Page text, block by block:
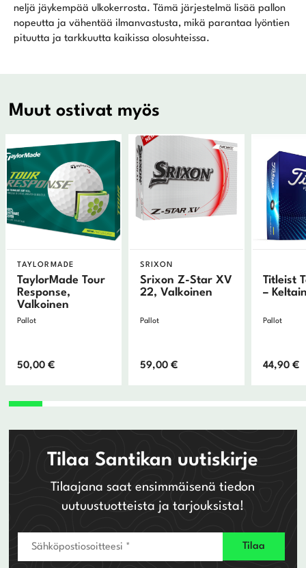
neljä jäykempää ulkokerrosta. Tämä järjestelmä lisää pallon
nopeutta ja vähentää ilmanvastusta, mikä parantaa lyöntien
pituutta ja tarkkuutta kaikissa olosuhteissa.
Muut ostivat myös
TAYLORMADE
TaylorMade Tour
Response,
Valkoinen
Pallot
50,00€
SRIXON
Srixon Z-Star XV
22, Valkoinen
Pallot
59,00€
Titleist
–
Pallot
44,90€
Tilaa Santikan uutiskirje
Tilaajana saat ensimmäisenä tiedon
uutuustuotteista ja tarjouksista!